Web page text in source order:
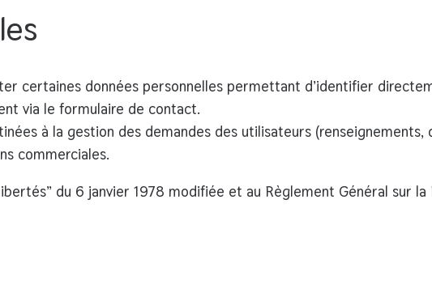
certaines données personnelles permettant d’identifier
via le formulaire de contact.
à la gestion des demandes des utilisateurs
commerciales.
du 6 janvier 1978 modifiée et au Règlement Général sur